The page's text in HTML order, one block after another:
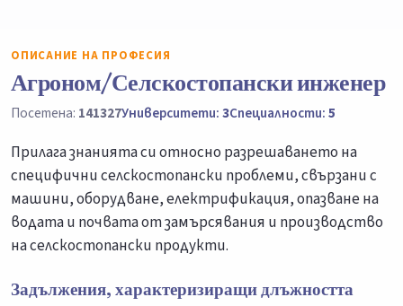
ОПИСАНИЕ НА ПРОФЕСИЯ
Агроном/Селскостопански инженер
Посетена: 141327Университети:3Специалности:5
Прилага знанията си относно разрешаването на
специфични селскостопански проблеми, свързани с
машини, оборудване, електрификация, опазване на
водата и почвата от замърсявания и производство
на селскостопански продукти.
Задължения, характеризиращи длъжността